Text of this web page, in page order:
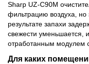
Sharp UZ-C90M
фильтрацию воздуха, но
результате запахи
свежести уменьшается,
отработанным модулем
Для каких